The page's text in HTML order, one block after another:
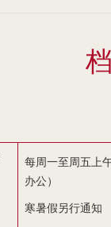
每周一至周五上
办公）
寒暑假另行通知